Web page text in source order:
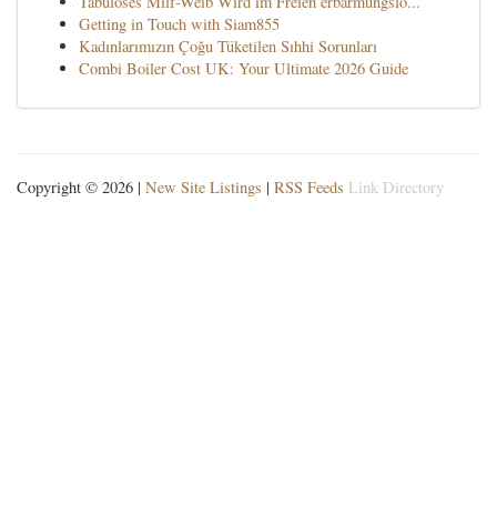
Getting in Touch with Siam855
Kadınlarımızın Çoğu Tüketilen Sıhhi Sorunları
Combi Boiler Cost UK: Your Ultimate 2026 Guide
Copyright © 2026 | New Site Listings | RSS Feeds Link Directory